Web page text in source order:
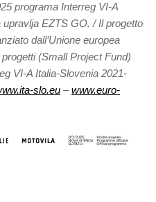
programa Interreg VI-A
EZTS GO. / Il progetto
dall’Unione europea
(Small Project Fund)
VI-A Italia-Slovenia 2021-
slo.eu –www.euro-